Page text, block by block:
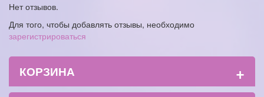
Нет отзывов.
Для того, чтобы добавлять отзывы, необходимо
зарегистрироваться
КОРЗИНА +